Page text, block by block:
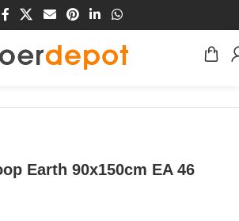
Earth 90x150cm EA 46